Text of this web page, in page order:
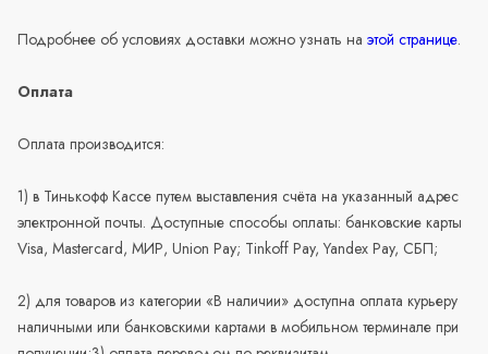
Подробнее об условиях доставки можно узнать на этой странице.
Оплата
Оплата производится:
1) в Тинькофф Кассе путем выставления счёта на указанный адрес
электронной почты. Доступные способы оплаты: банковские карты
Visa, Mastercard, МИР, Union Pay; Tinkoff Pay, Yandex Pay, СБП;
2) для товаров из категории «В наличии» доступна оплата курьеру
наличными или банковскими картами в мобильном терминале при